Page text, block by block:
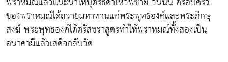
ของพราหมณ์ได้ถวายมหาทานแก่พระพุทธองค์และพระภิกษุ
สงฆ์ พระพุทธองค์ได้ตรัสชราสูตรทำให้พราหมณ์ทั้งสองเป็น
อนาคามีแล้วเสด็จกลับวัด